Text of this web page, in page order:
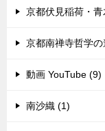
京都伏見稲荷・
京都南禅寺哲学
動画 YouTube (9)
南沙織 (1)